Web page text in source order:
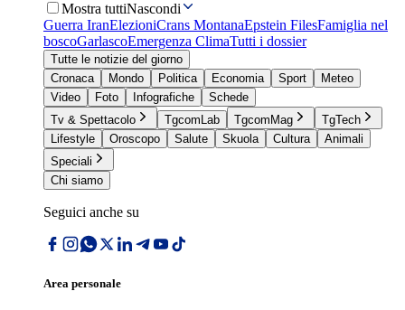
Mostra tuttiNascondi
Guerra IranElezioniCrans MontanaEpstein FilesFamiglia nel
boscoGarlascoEmergenza ClimaTutti i dossier
Tutte le notizie del giorno
Cronaca
Mondo Politica Economia Sport
Meteo
Video
Foto Infografiche
Schede
Tv & Spettacolo
TgcomLab TgcomMag
TgTech
Lifestyle
Oroscopo Salute Skuola Cultura
Animali
Speciali
Chi siamo
Seguici anche su
Area personale